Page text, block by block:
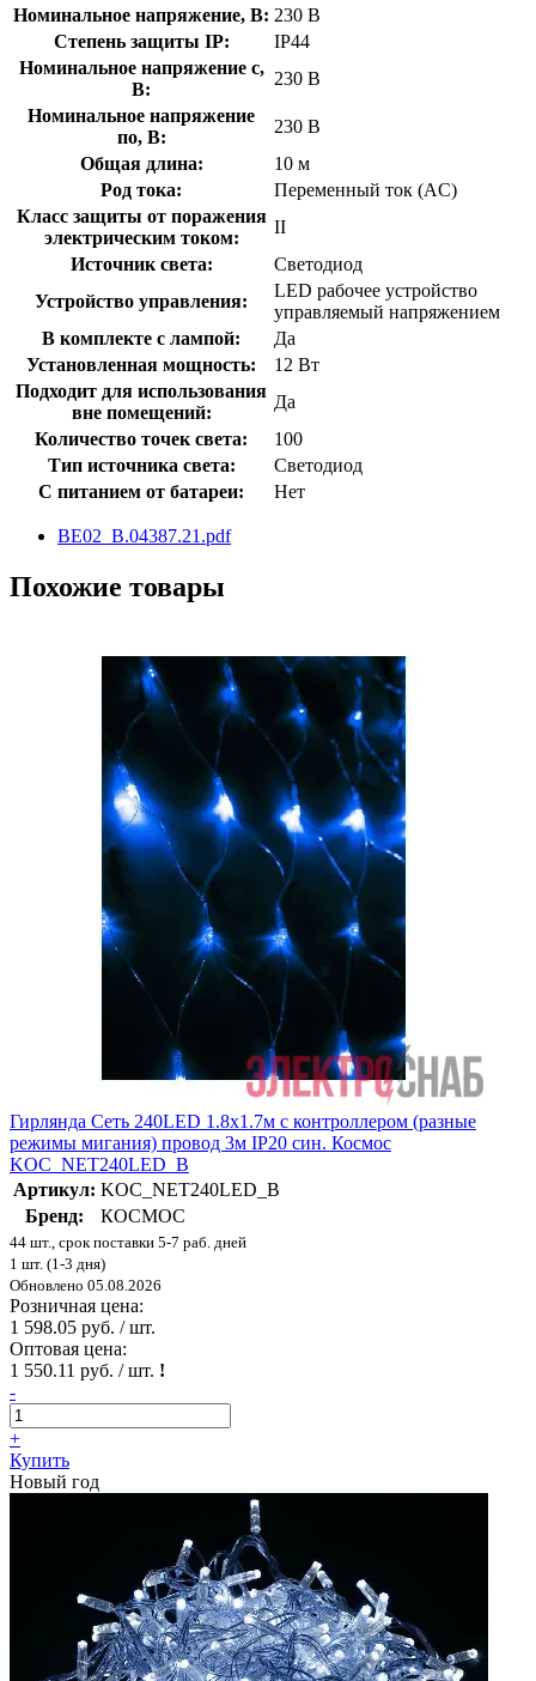
Номинальное напряжение, В: 230 В
Степень защиты IP:
IP44
Номинальное напряжение с,
В:
230 В
Номинальное напряжение
по, В:
230 В
Общая длина:
10 м
Род тока:
Переменный ток (AC)
Класс защиты от поражения
электрическим током:
II
Источник света:
Светодиод
Устройство управления:
LED рабочее устройство
управляемый напряжением
В комплекте с лампой:
Да
Установленная мощность:
12 Вт
Подходит для использования
вне помещений:
Да
Количество точек света:
100
Тип источника света:
Светодиод
С питанием от батареи:
Нет
BE02_B.04387.21.pdf
Похожие товары
Гирлянда Сеть 240LED 1.8х1.7м с контроллером (разные
режимы мигания) провод 3м IP20 син. Космос
KOC_NET240LED_B
Артикул: KOC_NET240LED_B
Бренд:
КОСМОС
44 шт., срок поставки 5-7 раб. дней
1 шт. (1-3 дня)
Обновлено 05.08.2026
Розничная цена:
1 598.05 руб. / шт.
Оптовая цена:
1 550.11 руб. / шт. !
-
+
Купить
Новый год